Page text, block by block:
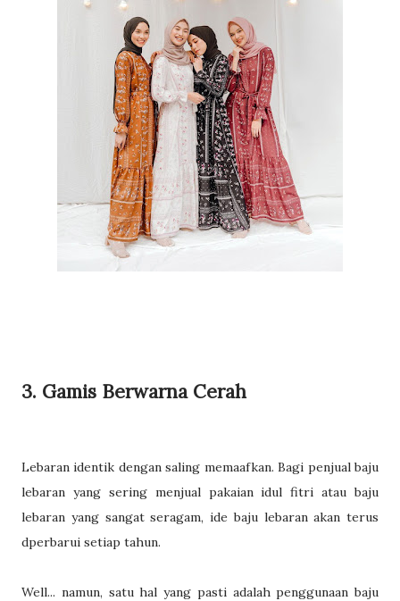
3. Gamis Berwarna Cerah
Lebaran identik dengan saling memaafkan. Bagi penjual baju
lebaran yang sering menjual pakaian idul fitri atau baju
lebaran yang sangat seragam, ide baju lebaran akan terus
dperbarui setiap tahun.
Well... namun, satu hal yang pasti adalah penggunaan baju